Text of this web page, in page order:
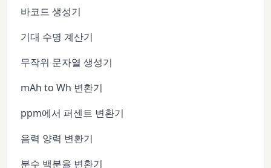
바코드 생성기
기대 수명 계산기
무작위 문자열 생성기
mAh to Wh 변환기
ppm에서 퍼센트 변환기
음력 양력 변환기
분수 백분율 변환기